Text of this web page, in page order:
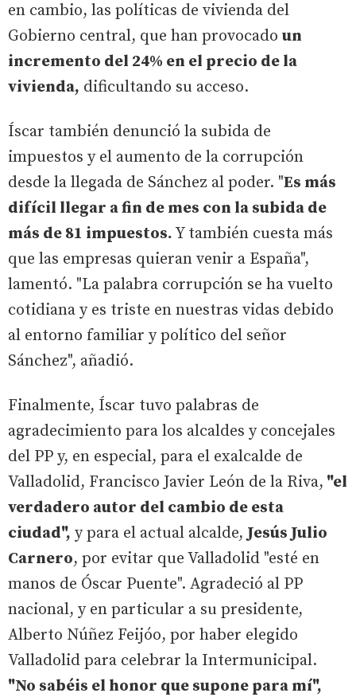
en cambio, las políticas de vivienda del
Gobierno central, que han provocado un
incremento del 24% en el precio de la
vivienda, dificultando su acceso.
Íscar también denunció la subida de
impuestos y el aumento de la corrupción
desde la llegada de Sánchez al poder. "Es más
difícil llegar a fin de mes con la subida de
más de 81 impuestos. Y también cuesta más
que las empresas quieran venir a España",
lamentó. "La palabra corrupción se ha vuelto
cotidiana y es triste en nuestras vidas debido
al entorno familiar y político del señor
Sánchez", añadió.
Finalmente, Íscar tuvo palabras de
agradecimiento para los alcaldes y concejales
del PP y, en especial, para el exalcalde de
Valladolid, Francisco Javier León de la Riva, "el
verdadero autor del cambio de esta
ciudad", y para el actual alcalde,Jesús Julio
Carnero, por evitar que Valladolid "esté en
manos de Óscar Puente". Agradeció al PP
nacional, y en particular a su presidente,
Alberto Núñez Feijóo, por haber elegido
Valladolid para celebrar la Intermunicipal.
"No sabéis el honor que supone para mí",